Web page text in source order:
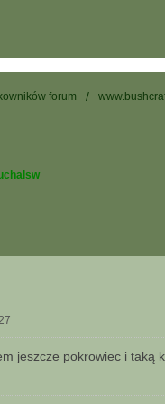
forum
jeszcze pokrowiec i